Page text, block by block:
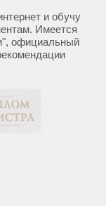
и обучу
Имеется
официальный